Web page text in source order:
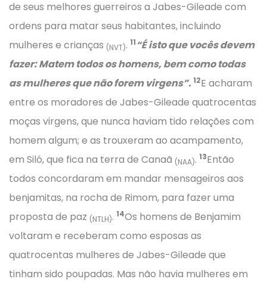
de seus melhores guerreiros a Jabes-Gileade com
ordens para matar seus habitantes, incluindo
mulheres e crianças (NVT). 11“É isto que vocês devem
fazer: Matem todos os homens, bem como todas
as mulheres que não forem virgens”.12E acharam
entre os moradores de Jabes-Gileade quatrocentas
moças virgens, que nunca haviam tido relações com
homem algum; e as trouxeram ao acampamento,
em Siló, que fica na terra de Canaã (NAA). 13Então
todos concordaram em mandar mensageiros aos
benjamitas, na rocha de Rimom, para fazer uma
proposta de paz (NTLH). 14Os homens de Benjamim
voltaram e receberam como esposas as
quatrocentas mulheres de Jabes-Gileade que
tinham sido poupadas. Mas não havia mulheres em